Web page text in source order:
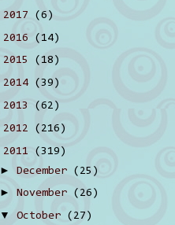
2017 (6)
2016 (14)
2015 (18)
2014 (39)
2013 (62)
2012 (216)
2011 (319)
►December (25)
►November (26)
▼October (27)